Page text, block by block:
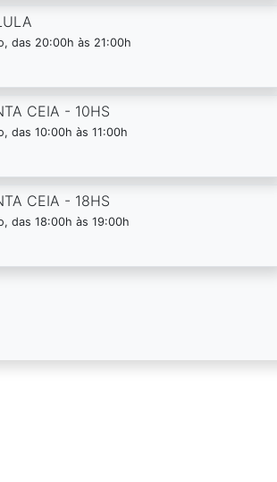
das 20:00h às 21:00h
CEIA - 10HS
das 10:00h às 11:00h
CEIA - 18HS
das 18:00h às 19:00h